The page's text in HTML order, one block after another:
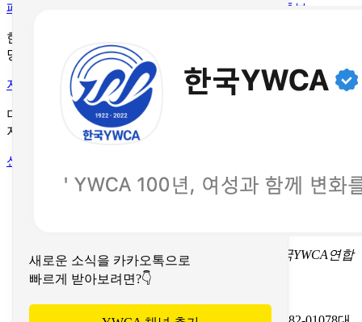
페이스북
유투브
한국YWCA와 함께 세상을 바꿔주세요.
당신의 후원이 빛이 되어 세상은 더욱 밝아집니다.
지금 후원하기
더 나은 세상을 향한 YWCA의 이야기,
지금 웹진으로 만나보세요!
신청하기
이용약관
서울특별시 중구 명동길 73
(명동1가 1-3) 한국YWCA연합
회 회관(페이지명동) 4층
TEL 02-774-9702-7 FAX 02-774-9724
이메일 koreaywca@ywca.or.kr
새로운 소식을 카카오톡으로
빠르게 받아보려면?👇